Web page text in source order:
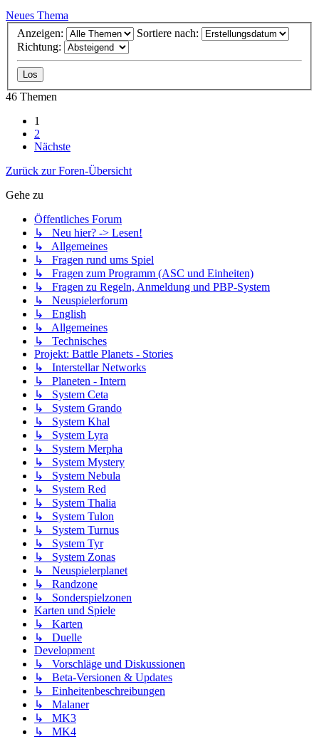
Neues Thema
Anzeigen:
Sortiere nach:
Richtung:
46 Themen
1
2
Nächste
Zurück zur Foren-Übersicht
Gehe zu
Öffentliches Forum
↳ Neu hier? -> Lesen!
↳ Allgemeines
↳ Fragen rund ums Spiel
↳ Fragen zum Programm (ASC und Einheiten)
↳ Fragen zu Regeln, Anmeldung und PBP-System
↳ Neuspielerforum
↳ English
↳ Allgemeines
↳ Technisches
Projekt: Battle Planets - Stories
↳ Interstellar Networks
↳ Planeten - Intern
↳ System Ceta
↳ System Grando
↳ System Khal
↳ System Lyra
↳ System Merpha
↳ System Mystery
↳ System Nebula
↳ System Red
↳ System Thalia
↳ System Tulon
↳ System Turnus
↳ System Tyr
↳ System Zonas
↳ Neuspielerplanet
↳ Randzone
↳ Sonderspielzonen
Karten und Spiele
↳ Karten
↳ Duelle
Development
↳ Vorschläge und Diskussionen
↳ Beta-Versionen & Updates
↳ Einheitenbeschreibungen
↳ Malaner
↳ MK3
↳ MK4